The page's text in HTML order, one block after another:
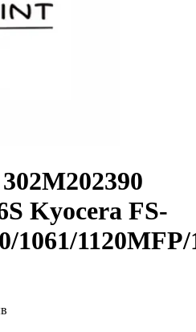
Kyocera FS-
1061/